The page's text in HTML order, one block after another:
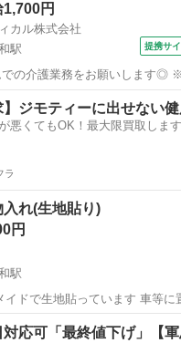
1,700円
カル株式会社
駅
提携サイ
の介護業務をお願いします◎ ※
一例】 ■食事介助 ■入
活援助 ■レクリエーション ■介
介護
】ジモティーに出せない
悪くてもOK！最大限買取します
ラ
入れ(生地貼り)
円
駅
ドで生地貼っています 車等に
け早くとりにきてくれる方を優
がいします。
西浦和駅 その他 ハン
対応可「最終値下げ」【